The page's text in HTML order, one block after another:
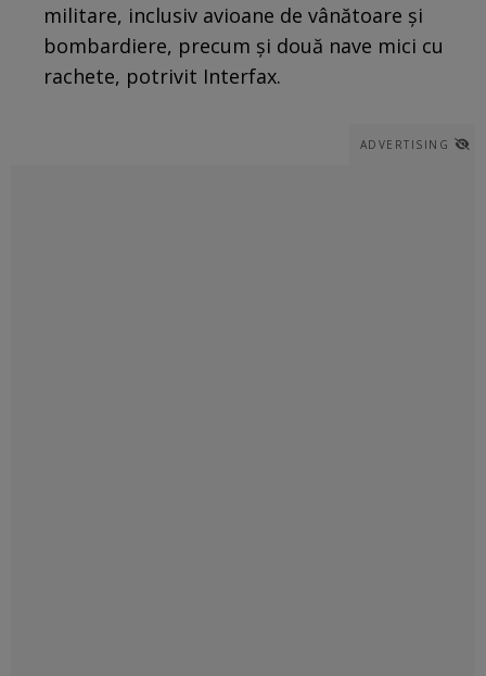
militare, inclusiv avioane de vânătoare şi
bombardiere, precum şi două nave mici cu
rachete, potrivit Interfax.
ADVERTISING